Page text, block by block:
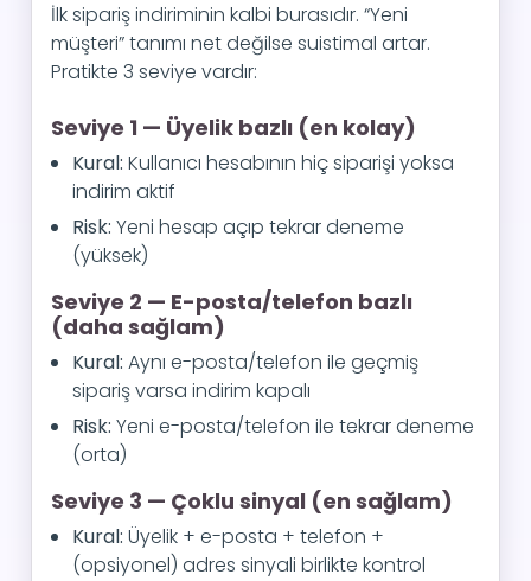
İlk sipariş indiriminin kalbi burasıdır. “Yeni
müşteri” tanımı net değilse suistimal artar.
Pratikte 3 seviye vardır:
Seviye 1 — Üyelik bazlı (en kolay)
Kural: Kullanıcı hesabının hiç siparişi yoksa
indirim aktif
Risk: Yeni hesap açıp tekrar deneme
(yüksek)
Seviye 2 — E-posta/telefon bazlı
(daha sağlam)
Kural: Aynı e-posta/telefon ile geçmiş
sipariş varsa indirim kapalı
Risk: Yeni e-posta/telefon ile tekrar deneme
(orta)
Seviye 3 — Çoklu sinyal (en sağlam)
Kural: Üyelik + e-posta + telefon +
(opsiyonel) adres sinyali birlikte kontrol